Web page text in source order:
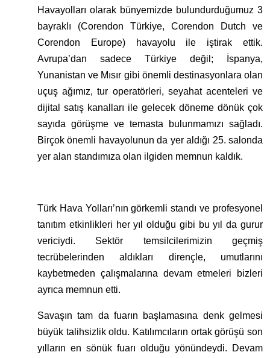
Havayolları olarak bünyemizde bulundurduğumuz 3
bayraklı (Corendon Türkiye, Corendon Dutch ve
Corendon Europe) havayolu ile iştirak ettik.
Avrupa’dan sadece Türkiye değil; İspanya,
Yunanistan ve Mısır gibi önemli destinasyonlara olan
uçuş ağımız, tur operatörleri, seyahat acenteleri ve
dijital satış kanalları ile gelecek döneme dönük çok
sayıda görüşme ve temasta bulunmamızı sağladı.
Birçok önemli havayolunun da yer aldığı 25. salonda
yer alan standımıza olan ilgiden memnun kaldık.
Türk Hava Yolları’nın görkemli standı ve profesyonel
tanıtım etkinlikleri her yıl olduğu gibi bu yıl da gurur
vericiydi. Sektör temsilcilerimizin geçmiş
tecrübelerinden aldıkları dirençle, umutlarını
kaybetmeden çalışmalarına devam etmeleri bizleri
ayrıca memnun etti.
Savaşın tam da fuarın başlamasına denk gelmesi
büyük talihsizlik oldu. Katılımcıların ortak görüşü son
yılların en sönük fuarı olduğu yönündeydi. Devam